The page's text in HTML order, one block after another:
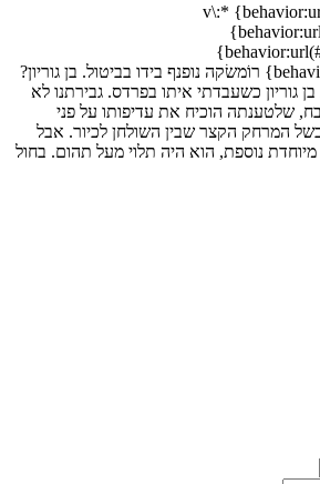
v\:*
{behavior:url(#default#VML);} רוֹמשׂקה נופנף בידו בביטול. בן גוריון?
גוריון כשעבדתי איתו בפרדס. גבירתנו לא
שלטענתה הוכיח את עדיפותו על פני
המרחק הקצר שבין השולחן לכיור. אבל
נוספת, הוא היה תלוי מעל תהום. בחול